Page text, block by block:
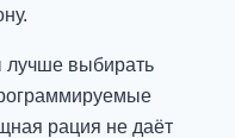
лучше выбирать
рация не даёт